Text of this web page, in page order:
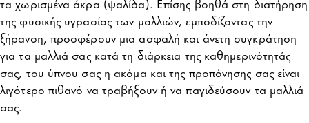
της φυσικής υγρασίας των μαλλιών, εμποδίζοντας την
ξήρανση, προσφέρουν μια ασφαλή και άνετη συγκράτηση
για τα μαλλιά σας κατά τη διάρκεια της καθημερινότητάς
σας, του ύπνου σας η ακόμα και της προπόνησης σας είναι
λιγότερο πιθανό να τραβήξουν ή να παγιδεύσουν τα μαλλιά
σας.